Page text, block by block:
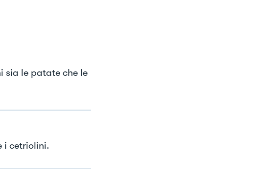
sia le patate che le
i cetriolini.